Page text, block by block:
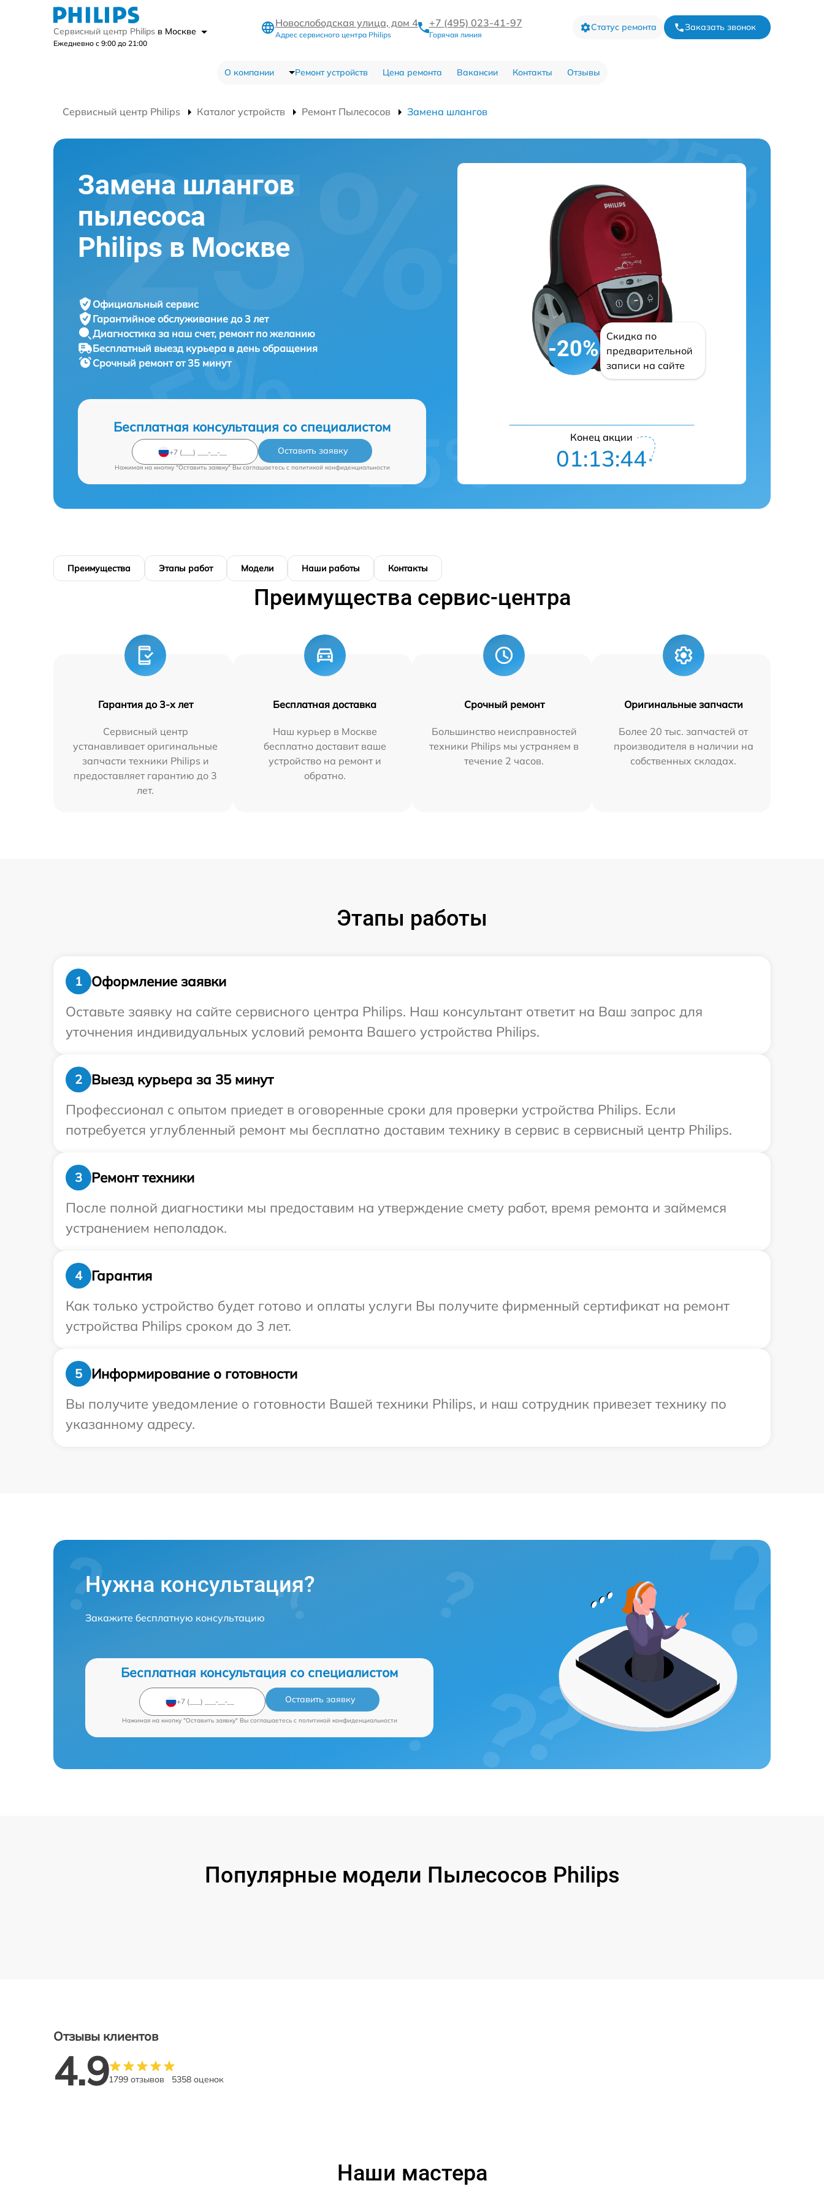
Сервисный центр Philips в Москве
Ежедневно с 9:00 до 21:00
Новослободская улица, дом 4
Адрес сервисного центра Philips
+7 (495) 023-41-97
Горячая линия
Статус ремонта Заказать звонок
О компании Ремонт устройств Цена ремонта Вакансии Контакты Отзывы
Сервисный центр Philips Каталог устройств Ремонт Пылесосов Замена шлангов
Замена шлангов
пылесоса
Philips в Москве
Официальный сервис
Гарантийное обслуживание до 3 лет
Диагностика за наш счет, ремонт по желанию
Бесплатный выезд курьера в день обращения
Срочный ремонтот 35 минут
Бесплатная консультация со специалистом
Оставить заявку
Нажимая на кнопку "Оставить заявку" Вы соглашаетесь c политикой конфиденциальности
-20%
Скидка по
предварительной
записи на сайте
Конец акции
01:13:42
Преимущества Этапы работ Модели Наши работы Контакты
Преимущества сервис-центра
Гарантия до 3-х лет
Сервисный центр
устанавливает оригинальные
запчасти техники Philips и
предоставляет гарантию до 3
лет.
Бесплатная доставка
Наш курьер в Москве
бесплатно доставит ваше
устройство на ремонт и
обратно.
Срочный ремонт
Большинство неисправностей
техники Philips мы устраняем в
течение 2 часов.
Оригинальные запчасти
Более 20 тыс. запчастей от
производителя в наличии на
собственных складах.
Этапы работы
1
Оформление заявки
Оставьте заявку на сайте сервисного центра Philips. Наш консультант ответит на Ваш запрос для
уточнения индивидуальных условий ремонта Вашего устройства Philips.
2
Выезд курьера за 35 минут
Профессионал с опытом приедет в оговоренные сроки для проверки устройства Philips. Если
потребуется углубленный ремонт мы бесплатно доставим технику в сервис в сервисный центр Philips.
3
Ремонт техники
После полной диагностики мы предоставим на утверждение смету работ, время ремонта и займемся
устранением неполадок.
4
Гарантия
Как только устройство будет готово и оплаты услуги Вы получите фирменный сертификат на ремонт
устройства Philips сроком до 3 лет.
5
Информирование о готовности
Вы получите уведомление о готовности Вашей техники Philips, и наш сотрудник привезет технику по
указанному адресу.
Нужна консультация?
Закажите бесплатную консультацию
Бесплатная консультация со специалистом
Оставить заявку
Нажимая на кнопку "Оставить заявку" Вы соглашаетесь c политикой конфиденциальности
Популярные модели Пылесосов Philips
Отзывы клиентов
4.91799 отзывов 5358 оценок
Наши мастера